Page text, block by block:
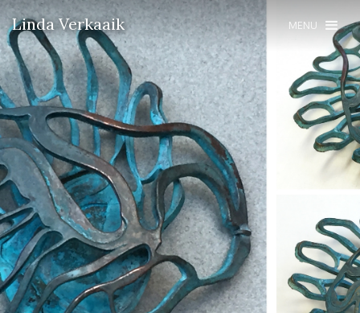
Linda Verkaaik MENU